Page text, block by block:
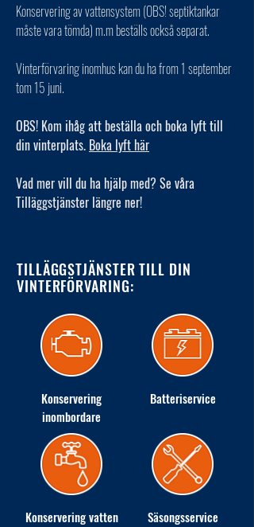
Konservering av vattensystem (OBS! septiktankar
måste vara tömda) m.m beställs också separat.
Vinterförvaring inomhus kan du ha from 1 september
tom 15 juni.
OBS! Kom ihåg att beställa och boka lyft till
din vinterplats. Boka lyft här
Vad mer vill du ha hjälp med? Se våra
Tilläggstjänster längre ner!
TILLÄGGSTJÄNSTER TILL DIN
VINTERFÖRVARING:
Konservering
inombordare
Batteriservice
Konservering vatten
Säsongsservice